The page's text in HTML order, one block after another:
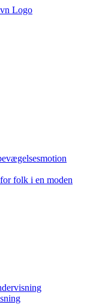
folk i en moden